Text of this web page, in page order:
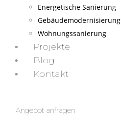
Energetische Sanierung
Gebäudemodernisierung
Wohnungssanierung
Projekte
Blog
Kontakt
Angebot anfragen